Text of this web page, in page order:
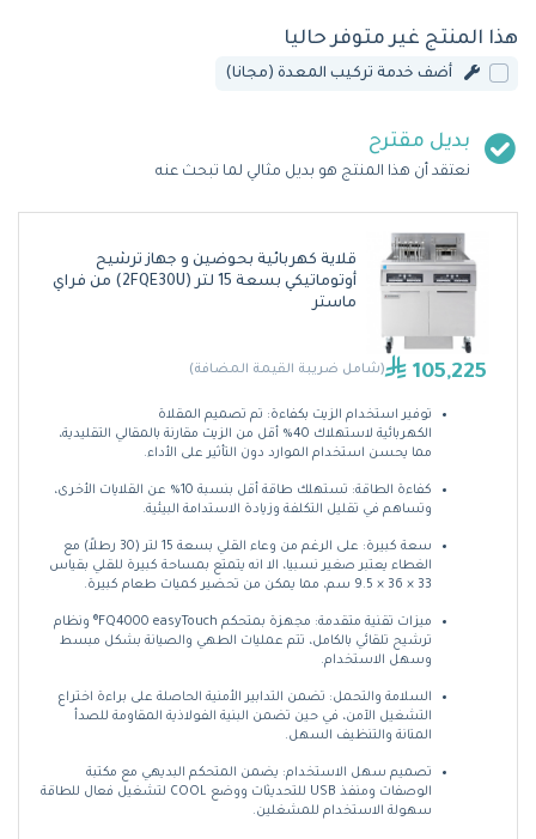
هذا المنتج غير متوفر حاليا
أضف خدمة تركيب المعدة (مجانا)
بديل مقترح
نعتقد أن هذا المنتج هو بديل مثالي لما تبحث عنه
قلاية كهربائية بحوضين و جهاز ترشيح
أوتوماتيكي بسعة 15 لتر (2FQE30U) من فراي
ماستر
105,225 (شامل ضريبة القيمة المضافة)
توفير استخدام الزيت بكفاءة: تم تصميم المقلاة
الكهربائية لاستهلاك 40% أقل من الزيت مقارنة بالمقالي التقليدية،
مما يحسن استخدام الموارد دون التأثير على الأداء.
كفاءة الطاقة: تستهلك طاقة أقل بنسبة 10% عن القلايات الأخرى،
وتساهم في تقليل التكلفة وزيادة الاستدامة البيئية.
سعة كبيرة: على الرغم من وعاء القلي بسعة 15 لتر (30 رطلاً) مع
الغطاء يعتبر صغير نسبيا، الا انه يتمتع بمساحة كبيرة للقلي بقياس
33 × 36 × 9.5 سم، مما يمكن من تحضير كميات طعام كبيرة.
ميزات تقنية متقدمة: مجهزة بمتحكم FQ4000 easyTouch® ونظام
ترشيح تلقائي بالكامل، تتم عمليات الطهي والصيانة بشكل مبسط
وسهل الاستخدام.
السلامة والتحمل: تضمن التدابير الأمنية الحاصلة على براءة اختراع
التشغيل الآمن، في حين تضمن البنية الفولاذية المقاومة للصدأ
المتانة والتنظيف السهل.
تصميم سهل الاستخدام: يضمن المتحكم البديهي مع مكتبة
الوصفات ومنفذ USB للتحديثات ووضع COOL لتشغيل فعال للطاقة
سهولة الاستخدام للمشغلين.